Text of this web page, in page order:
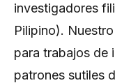
investigadores
Pilipino).
para trabajos de
patrones sutiles